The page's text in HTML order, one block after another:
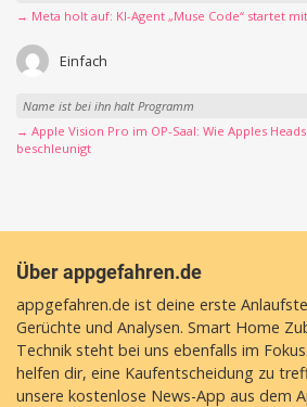
→ Meta holt auf: KI-Agent „Muse Code“ startet
Einfach
Name ist bei ihn halt Programm
→ Apple Vision Pro im OP-Saal: Wie Apples
beschleunigt
Über appgefahren.de
appgefahren.de ist deine erste
Gerüchte und Analysen. Smart Home
Technik steht bei uns ebenfalls im
helfen dir, eine Kaufentscheidung zu
unsere kostenlose News-App aus dem